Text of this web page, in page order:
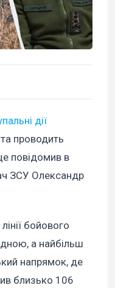
дії
проводить
повідомив в
ЗСУ Олександр
бойового
а найбільш
напрямок, де
близько 106